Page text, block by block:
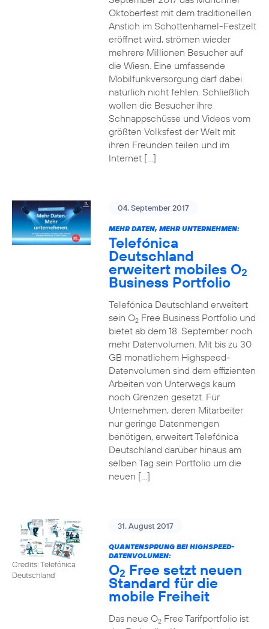
Oktoberfest mit dem traditionellen
Anstich im Schottenhamel-Festzelt
eröffnet wird, strömen wieder
mehrere Millionen Besucher auf
die Wiesn. Eine umfassende
Mobilfunkversorgung darf dabei
natürlich nicht fehlen. Schließlich
wollen die Besucher ihre
Schnappschüsse und Videos vom
größten Volksfest der Welt mit
ihren Freunden teilen und im
Internet […]
04. September 2017
MEHR DATEN, MEHR UNTERNEHMEN:
Telefónica
Deutschland
erweitert mobiles O2
Business Portfolio
Telefónica Deutschland erweitert
sein O2Free Business Portfolio und
bietet ab dem 18. September noch
mehr Datenvolumen. Mit bis zu 30
GB monatlichem Highspeed-
Datenvolumen sind dem effizienten
Arbeiten von Unterwegs kaum
noch Grenzen gesetzt. Für
Unternehmen, deren Mitarbeiter
nur geringe Datenmengen
benötigen, erweitert Telefónica
Deutschland darüber hinaus am
selben Tag sein Portfolio um die
neuen […]
Credits: Telefónica
Deutschland
31. August 2017
QUANTENSPRUNG BEI HIGHSPEED-
DATENVOLUMEN:
O2 Free setzt neuen
Standard für die
mobile Freiheit
Das neue O2Free Tarifportfolio ist